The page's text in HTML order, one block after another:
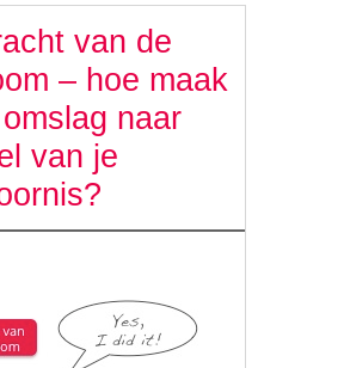
van de
– hoe maak
naar
van je